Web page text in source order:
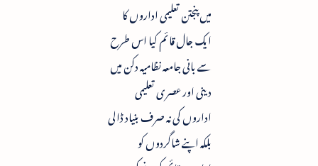
میں پنجتن تعلیمی اداروں کا
ایک جال قائم کیا اس طرح
سے بانی جامعہ نظامیہ دکن میں
دینی اور عصری تعلیمی
اداروں کی نہ صرف بنیاد ڈالی
بلکہ اپنے شاگردوں کو